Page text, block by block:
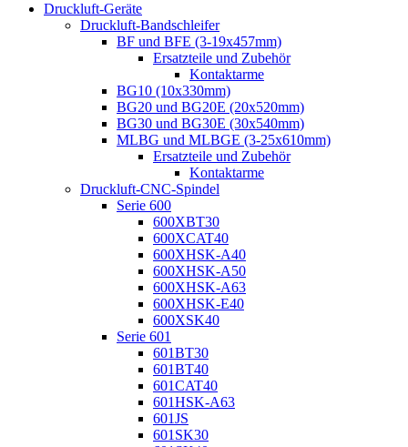
Druckluft-Geräte
Druckluft-Bandschleifer
BF und BFE (3-19x457mm)
Ersatzteile und Zubehör
Kontaktarme
BG10 (10x330mm)
BG20 und BG20E (20x520mm)
BG30 und BG30E (30x540mm)
MLBG und MLBGE (3-25x610mm)
Ersatzteile und Zubehör
Kontaktarme
Druckluft-CNC-Spindel
Serie 600
600XBT30
600XCAT40
600XHSK-A40
600XHSK-A50
600XHSK-A63
600XHSK-E40
600XSK40
Serie 601
601BT30
601BT40
601CAT40
601HSK-A63
601JS
601SK30